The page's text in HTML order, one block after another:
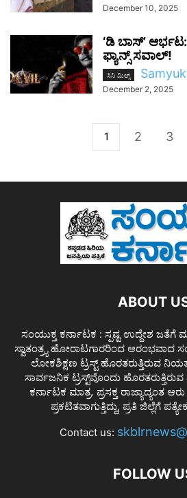
December 10, 2025
‘ಡಿ ಬಾಸ್’
ಫ್ಯಾನ್ಸ್ ಸವಾಲ್!
ಸಿನಿ ಮಿಲ್ಸ್
December 2, 2025
1 2 3
ABOUT
ಸಂಯುಕ್ತ ಕರ್ನಾಟಕ : ಸ್ಪಷ್ಟ ಉದ್ದೇಶ
ಸ್ವಾತಂತ್ರ್ಯ ಹೋರಾಟಗಾರರಿಂದ ಆರಂಭವಾದ
ಲೋಕಶಿಕ್ಷಣ ಟ್ರಸ್ಟ್ ಹೊರತರುತ್ತಿರುವ
ಸಾರ್ವಜನಿಕ ಟ್ರಸ್ಟ್‌ವೊಂದು
ಕರ್ನಾಟಕ ಮಾತ್ರ. ಪ್ರಸಕ್ತ ರಾಜ್ಯಾದ್ಯಂತ
ಪ್ರಕಟಿತವಾಗುತ್ತಿದ್ದು, ಪ್ರತಿ ಜಿಲ್ಲೆಗೆ
Contact us:
FOLLOW